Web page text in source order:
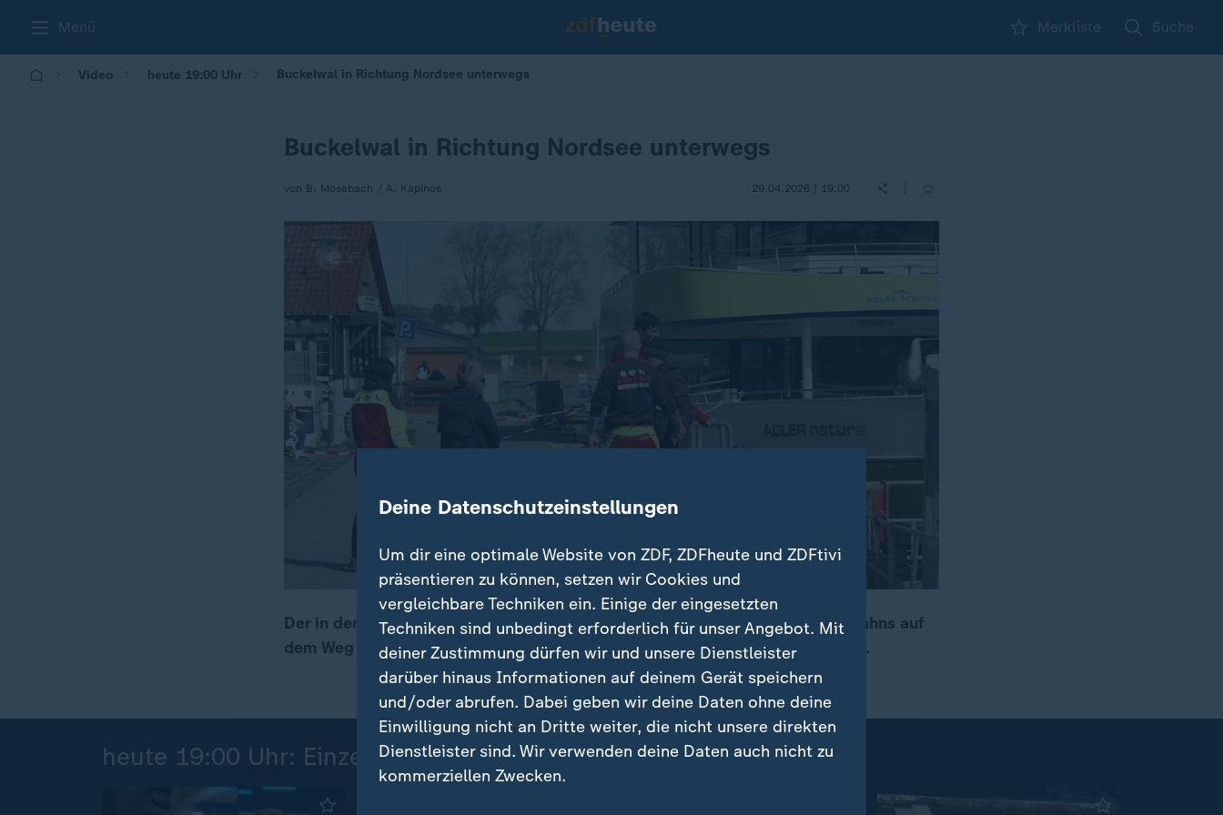
Menü Merkliste Suche
Video heute 19:00 Uhr Buckelwal in Richtung Nordsee unterwegs
Buckelwal in Richtung Nordsee unterwegs
von B. Mosebach / A. Kapinos 29.04.2026 | 19:00
00:17 01:39
Der in der Ostsee gestrandete Buckelwal ist inzwischen an Bord eines Lastkahns auf
dem Weg Richtung Nordsee. Die Aktion verläuft bislang offenbar planmäßig.
heute 19:00 Uhr: Einzelbeiträge
Deine Datenschutzeinstellungen
Um dir eine optimale Website von ZDF, ZDFheute und ZDFtivi
präsentieren zu können, setzen wir Cookies und
vergleichbare Techniken ein. Einige der eingesetzten
Techniken sind unbedingt erforderlich für unser Angebot. Mit
deiner Zustimmung dürfen wir und unsere Dienstleister
darüber hinaus Informationen auf deinem Gerät speichern
und/oder abrufen. Dabei geben wir deine Daten ohne deine
Einwilligung nicht an Dritte weiter, die nicht unsere direkten
Dienstleister sind. Wir verwenden deine Daten auch nicht zu
kommerziellen Zwecken.